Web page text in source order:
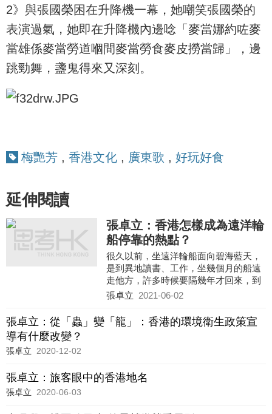
2》與張國榮困在升降機一幕，她嘲笑張國榮的
表演過氣，她即在升降機內邊唸「麥當娜約咗麥
當雄係麥當勞道嗰間麥當勞食麥皮撈當歸」，邊
跳勁舞，盞鬼得來又深刻。
梅艷芳 , 香港文化 , 廣東歌 , 好玩好食
延伸閱讀
張卓立：香港怎樣成為遠洋輪
船停靠的熱點？
很久以前，坐遠洋輪船面向碧海藍天，
是到異地讀書、工作，坐幾個月的船遠
走他方，許多時候要隔幾年才回來，到
了今天則是旅遊觀光。
張卓立 2021-06-02
張卓立：從「蟲」變「龍」：香港的環境衛生政策宣
導有什麼改變？
張卓立 2020-12-02
張卓立：旅客眼中的香港地名
張卓立 2020-06-03